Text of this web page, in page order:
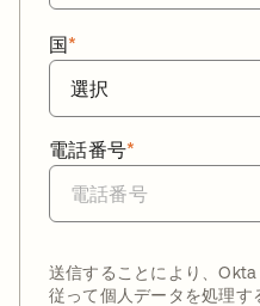
*
国
*
電話番号
送信することにより、
従って個人データを処理す